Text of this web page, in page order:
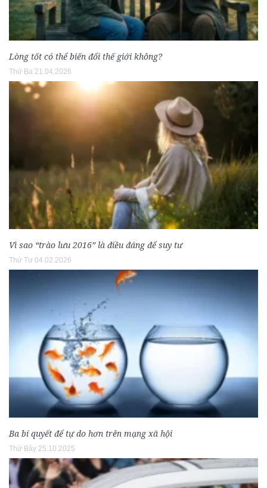
Lòng tốt có thể biến đổi thế giới không?
Thứ Ba 21.04.2026
Vì sao “trào lưu 2016” là điều đáng để suy tư
Thứ Tư 04.02.2026
Ba bí quyết để tự do hơn trên mạng xã hội
Thứ Bảy 25.10.2025